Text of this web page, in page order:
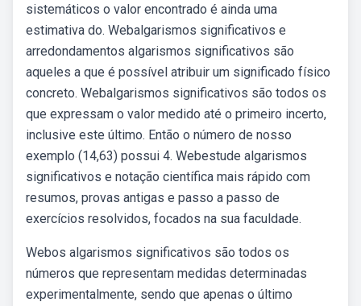
sistemáticos o valor encontrado é ainda uma
estimativa do. Webalgarismos significativos e
arredondamentos algarismos significativos são
aqueles a que é possível atribuir um significado físico
concreto. Webalgarismos significativos são todos os
que expressam o valor medido até o primeiro incerto,
inclusive este último. Então o número de nosso
exemplo (14,63) possui 4. Webestude algarismos
significativos e notação científica mais rápido com
resumos, provas antigas e passo a passo de
exercícios resolvidos, focados na sua faculdade.
Webos algarismos significativos são todos os
números que representam medidas determinadas
experimentalmente, sendo que apenas o último